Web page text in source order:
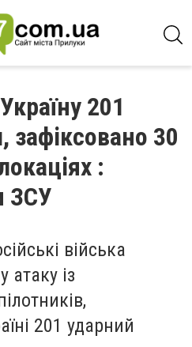
201
зафіксовано 30
:
ЗСУ
війська
атаку із
201 ударний